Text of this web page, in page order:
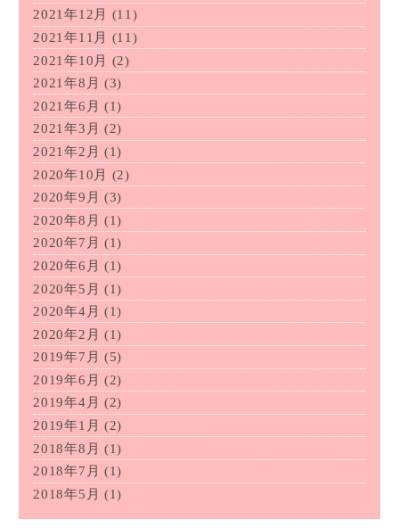
2021年12月
(11)
2021年11月
(11)
2021年10月 (2)
2021年8月 (3)
2021年6月 (1)
2021年3月 (2)
2021年2月 (1)
2020年10月 (2)
2020年9月 (3)
2020年8月 (1)
2020年7月 (1)
2020年6月 (1)
2020年5月 (1)
2020年4月 (1)
2020年2月 (1)
2019年7月 (5)
2019年6月 (2)
2019年4月 (2)
2019年1月 (2)
2018年8月 (1)
2018年7月 (1)
2018年5月 (1)